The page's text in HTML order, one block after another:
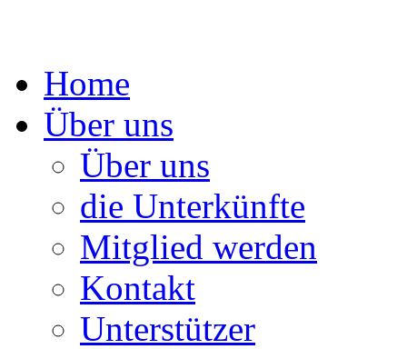
Springe
zum
Home
Über uns
Über uns
die Unterkünfte
Mitglied werden
Kontakt
Unterstützer